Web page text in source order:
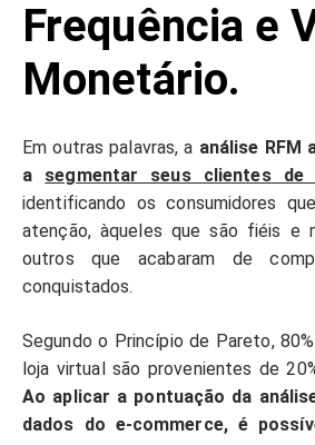
Frequência e
Monetário.
Em outras palavras, a análise RFM
a segmentar seus clientes
identificando os consumidores
atenção, àqueles que são fiéis e
outros que acabaram de
conquistados.
Segundo o Princípio de Pareto,
loja virtual são provenientes de
Ao aplicar a pontuação da
dados do e-commerce, é